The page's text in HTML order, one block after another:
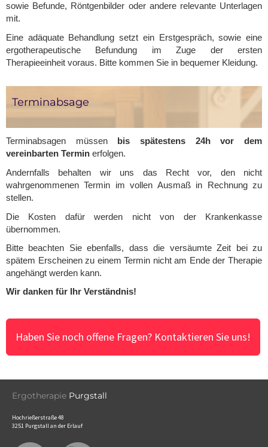
sowie Befunde, Röntgenbilder oder andere relevante Unterlagen
mit.
Eine adäquate Behandlung setzt ein Erstgespräch, sowie eine
ergotherapeutische Befundung im Zuge der ersten
Therapieeinheit voraus. Bitte kommen Sie in bequemer Kleidung.
Terminabsage
Terminabsagen müssenbis spätestens 24h vor dem
vereinbarten Termin erfolgen.
Andernfalls behalten wir uns das Recht vor, den nicht
wahrgenommenen Termin im vollen Ausmaß in Rechnung zu
stellen.
Die Kosten dafür werden nicht von der Krankenkasse
übernommen.
Bitte beachten Sie ebenfalls, dass die versäumte Zeit bei zu
spätem Erscheinen zu einem Termin nicht am Ende der Therapie
angehängt werden kann.
Wir danken für Ihr Verständnis!
Haben Sie noch offene Fragen? Kontaktieren Sie uns!
Ergotherapie Purgstall
Hochrießerstraße 48
3251 Purgstall an der Erlauf